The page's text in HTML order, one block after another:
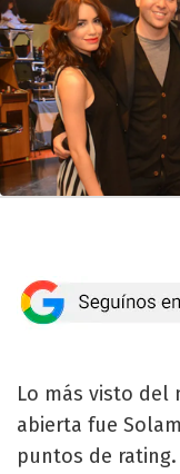
Lo más visto del
abierta fue
puntos de rating.